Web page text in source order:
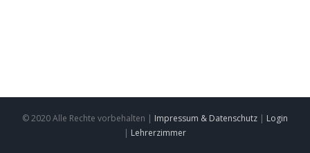
© 2020 Alle Rechte vorbehalten | Impressum & Datenschutz | Login
| Lehrerzimmer